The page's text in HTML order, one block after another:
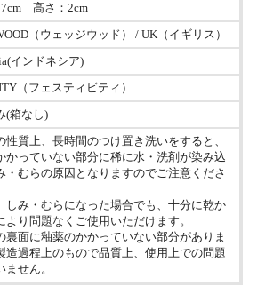
高さ：2cm
（ウェッジウッド） / UK（イギリス）
インドネシア)
（フェスティビティ）
(箱なし)
質上、長時間のつけ置き洗いをすると、
かっていない部分に稀に水・洗剤が染み込
・むらの原因となりますのでご注意くださ
み・むらになった場合でも、十分に乾か
より問題なくご使用いただけます。
面に釉薬のかかっていない部分がありま
造過程上のもので品質上、使用上での問題
ません。